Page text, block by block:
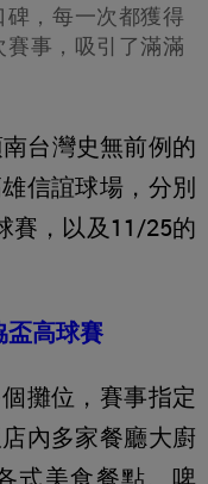
，每一次都獲得
事，吸引了滿滿
台灣史無前例的
信誼球場，分別
賽，以及11/25的
盃高球賽
攤位，賽事指定
內多家餐廳大廚